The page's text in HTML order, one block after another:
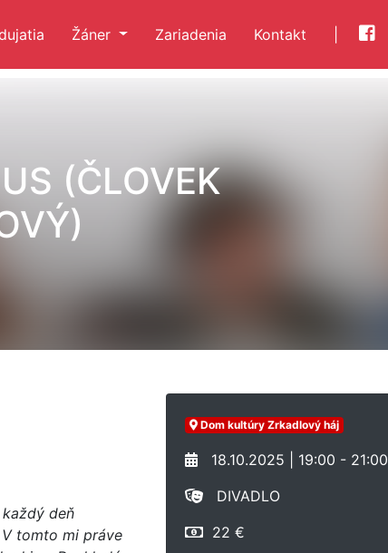
Žáner Zariadenia Kontakt
(ČLOVEK
deň
tomto mi práve
Dom kultúry Zrkadlový háj
18.10.2025 | 19:00 - 21:00
DIVADLO
22 €